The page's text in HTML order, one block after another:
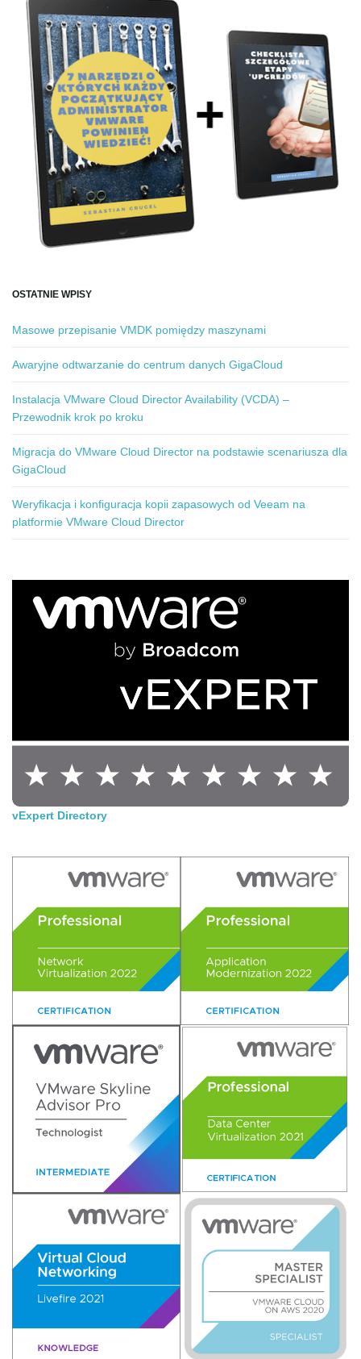
OSTATNIE WPISY
Masowe przepisanie VMDK pomiędzy maszynami
Awaryjne odtwarzanie do centrum danych GigaCloud
Instalacja VMware Cloud Director Availability (VCDA) –
Przewodnik krok po kroku
Migracja do VMware Cloud Director na podstawie scenariusza dla
GigaCloud
Weryfikacja i konfiguracja kopii zapasowych od Veeam na
platformie VMware Cloud Director
vExpert Directory